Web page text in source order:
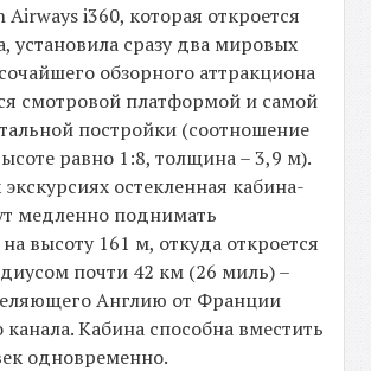
i360, которая откроется
установила сразу два мировых
обзорного аттракциона
смотровой платформой и самой
постройки (соотношение
равно 1:8, толщина – 3,9 м).
остекленная кабина-
медленно поднимать
высоту 161 м, откуда откроется
почти 42 км (26 миль) –
Англию от Франции
Кабина способна вместить
одновременно.